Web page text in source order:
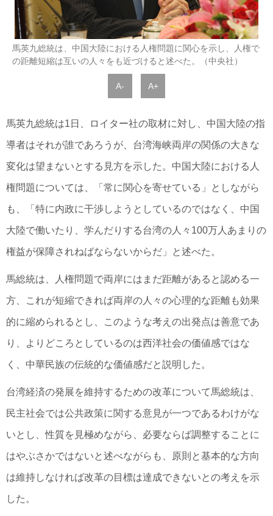
馬英九総統は、中国大陸における人権問題に関心を示し、人権で
の距離短縮は互いの人々をも近づけると述べた。（中央社）
A- A+
馬英九総統は1日、ロイター社の取材に対し、中国大陸の指
導者はそれが誰であろうが、台湾海峡両岸の関係の大きな
変化は望まないとする見方を示した。中国大陸における人
権問題については、「常に関心を寄せている」としながら
も、「特に内政に干渉しようとしているのではなく、中国
大陸で働いたり、学んだりする台湾の人々100万人あまりの
権益が保障されねばならないからだ」と述べた。
馬総統は、人権問題で両岸にはまだ距離があると認める一
方、これが短縮できれば両岸の人々の心理的な距離も効果
的に縮められるとし、このような考えの出発点は善意であ
り、よりどころとしているのは西洋社会の価値感ではな
く、中華民族の伝統的な価値感だと説明した。
台湾経済の発展を維持するための改革について馬総統は、
民主社会では公共政策に関する意見が一つであるわけがな
いとし、性質を見極めながら、必要ならば調整することに
はやぶさかではないと述べながらも、原則と基本的な方向
は維持しなければ改革の目標は達成できないとの考えを示
した。